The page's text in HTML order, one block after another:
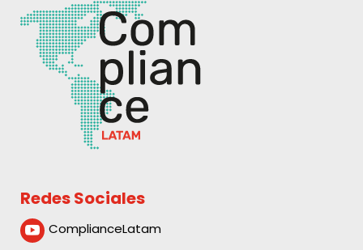
Redes Sociales
 ComplianceLatam